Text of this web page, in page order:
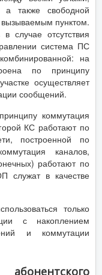
также свободной
пунктом.
случае отсутствия
система ПС
на
по принципу
осуществляет
сообщений.
коммутация
КС работают по
построенной по
каналов,
работают по
служат в качестве
только
с накоплением
и коммутации